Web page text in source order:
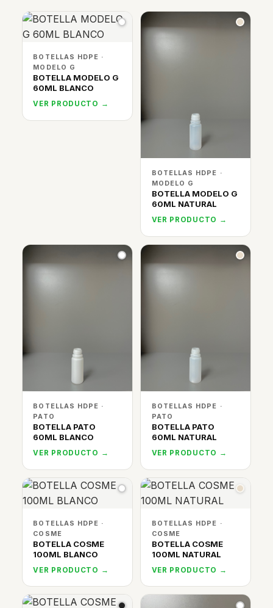
BOTELLAS HDPE ·
MODELO G
BOTELLA MODELO G
60ML BLANCO
VER PRODUCTO →
BOTELLAS HDPE ·
MODELO G
BOTELLA MODELO G
60ML NATURAL
VER PRODUCTO →
BOTELLAS HDPE ·
PATO
BOTELLA PATO
60ML BLANCO
VER PRODUCTO →
BOTELLAS HDPE ·
PATO
BOTELLA PATO
60ML NATURAL
VER PRODUCTO →
BOTELLAS HDPE ·
COSME
BOTELLA COSME
100ML BLANCO
VER PRODUCTO →
BOTELLAS HDPE ·
COSME
BOTELLA COSME
100ML NATURAL
VER PRODUCTO →